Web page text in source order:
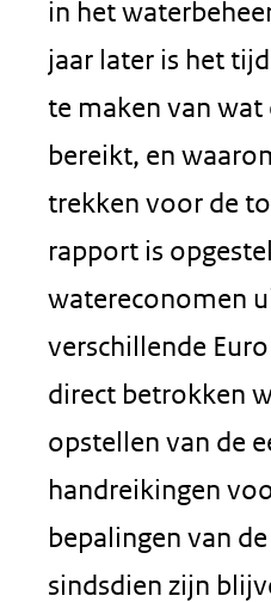
in het
jaar later is het
te maken van wat
bereikt, en
trekken voor de
rapport is
watereconomen
verschillende
direct betrokken
opstellen van de
handreikingen
bepalingen van
sindsdien zijn